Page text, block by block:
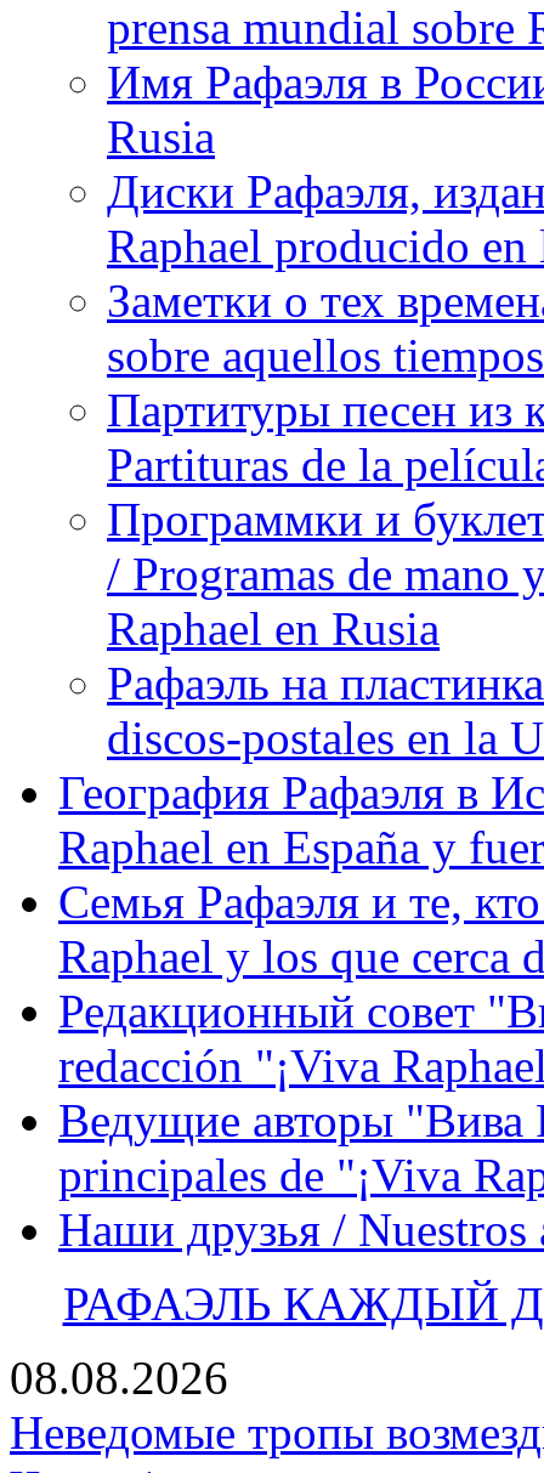
prensa mundial sobre
Имя Рафаэля в
Rusia
Диски Рафаэля,
Raphael producido en
Заметки о тех
sobre aquellos
Партитуры песен из
Partituras de la
Программки и
/ Programas de mano
Raphael en Rusia
Рафаэль на
discos-postales en la
География Рафаэля в
Raphael en España y
Семья Рафаэля и те,
Raphael y los que cerca
Редакционный совет
redacción "¡Viva
Ведущие авторы "Вива
principales de "¡Viva
Наши друзья / Nuestros
РАФАЭЛЬ КАЖДЫЙ
08.08.2026
Неведомые тропы